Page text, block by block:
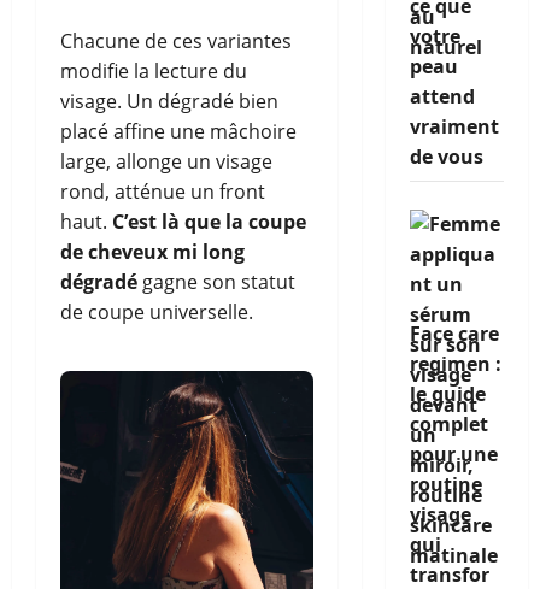
Chacune de ces variantes
modifie la lecture du
visage. Un dégradé bien
placé affine une mâchoire
large, allonge un visage
rond, atténue un front
haut. C’est là que la coupe
de cheveux mi long
dégradé gagne son statut
de coupe universelle.
ce que
votre
peau
attend
vraiment
de vous
Face care
regimen :
le guide
complet
pour une
routine
visage
qui
transfor